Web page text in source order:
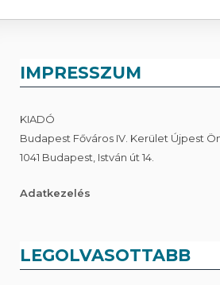
IMPRESSZUM
KIADÓ
Budapest Főváros IV. Kerület Újpest
1041 Budapest, István út 14.
Adatkezelés
LEGOLVASOTTABB